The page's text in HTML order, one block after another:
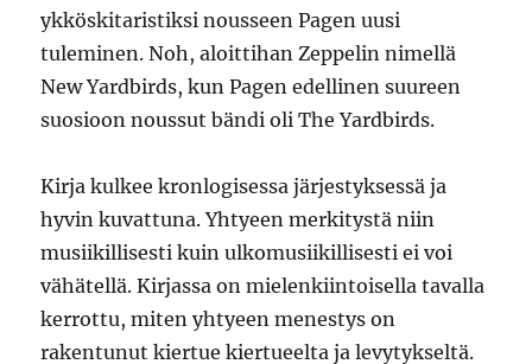
ykköskitaristiksi nousseen Pagen uusi
tuleminen. Noh, aloittihan Zeppelin nimellä
New Yardbirds, kun Pagen edellinen suureen
suosioon noussut bändi oli The Yardbirds.
Kirja kulkee kronlogisessa järjestyksessä ja
hyvin kuvattuna. Yhtyeen merkitystä niin
musiikillisesti kuin ulkomusiikillisesti ei voi
vähätellä. Kirjassa on mielenkiintoisella tavalla
kerrottu, miten yhtyeen menestys on
rakentunut kiertue kiertueelta ja levytykseltä.